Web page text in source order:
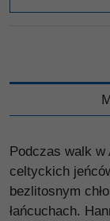
k
Podczas walk w
celtyckich
bezlitosnym
łańcuchach.